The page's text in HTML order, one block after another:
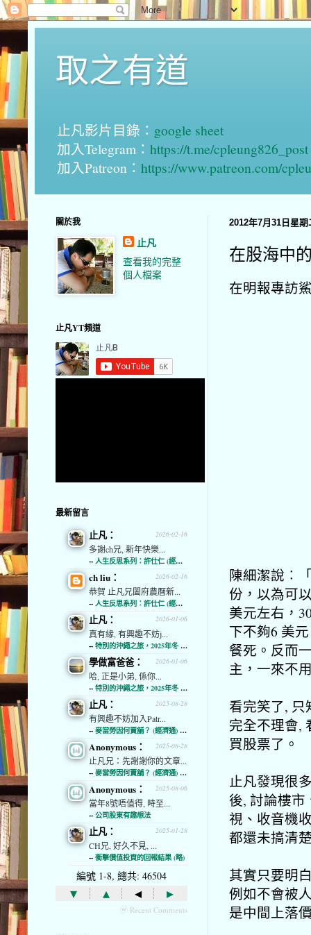
取之有道
止凡影片目錄： google sheet
加入Telegram： https://t.me/cpleung826_post
加入Patreon： https://www.patreon.com/
2012年7月31日星期
在股海中
在明報專訪
陳細潔說︰
份，以為可
美元左右，
下不夠6 美
餐死。反而
主，一來不
看完笑了, 只
完全不理會,
買股票了。
止凡發現很
後, 討論樓市
視、收音機
都還未搞清
其實只要明
例如不會被
是中間上落
關於我
止凡
查看我的完整
個人檔案
止凡YT頻道
最新留言
2026-02-16
止凡：
多謝ch兄, 新年快樂...
-- 人生反思系列：許仕仁 (經濟通)
2026-02-16
ch liu：
恭賀 止凡兄闔府農曆新...
-- 人生反思系列：許仕仁 (經濟通)
2026-01-06
止凡：
真有緣, 有興趣不妨j...
-- 特別的沖繩之旅，2025年冬 (經濟通)
2026-01-06
學做富爸爸：
哈, 正是小弟, 係你...
-- 特別的沖繩之旅，2025年冬 (經濟通)
2025-08-28
止凡：
有興趣不妨加入Patr...
-- 麥當勞因何賣舖？ (經濟通) (略)
2025-08-28
Anonymous：
止凡兄：先謝謝你的文章...
-- 麥當勞因何賣舖？ (經濟通) (略)
2025-08-06
Anonymous：
當年8號唔值得, 時至...
-- 公司股東有趣想法
2025-01-28
止凡：
CH兄, 好久不見, ...
-- 衝擊價值投資的回報結果 (略)
編號 1-8, 總共: 46504
▾ ▴ ◂ ▸
ⓦ Recent Comments